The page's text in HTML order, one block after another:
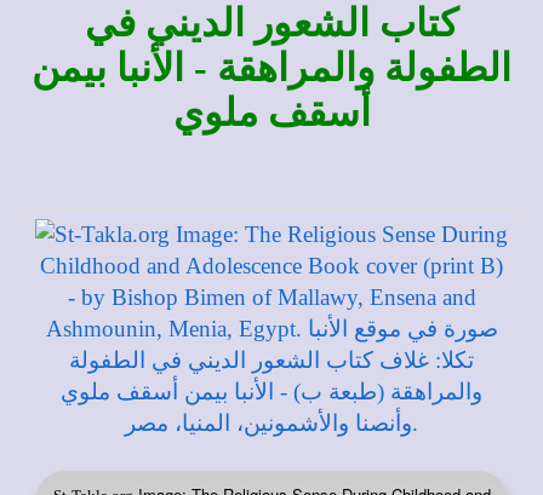
كتاب الشعور الديني في
الطفولة والمراهقة - الأنبا بيمن
أسقف ملوي